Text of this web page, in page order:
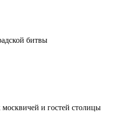
битвы
и гостей столицы